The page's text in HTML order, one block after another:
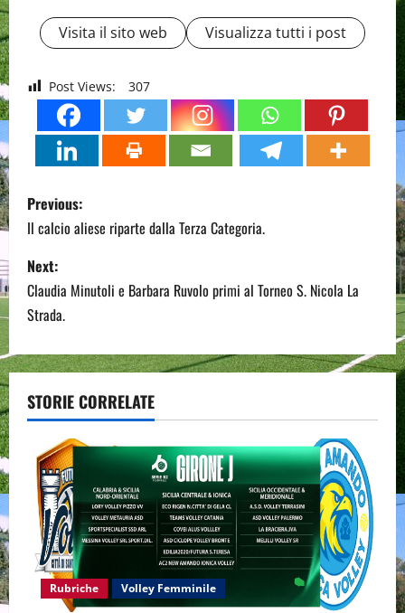
Visita il sito web Visualizza tutti i post
Post Views: 307
P
o
s
t
n
a
v
g
t
Previous:
Il calcio aliese riparte dalla Terza Categoria.
Next:
Claudia Minutoli e Barbara Ruvolo primi al Torneo S. Nicola La
Strada.
STORIE CORRELATE
Rubriche Volley Femminile